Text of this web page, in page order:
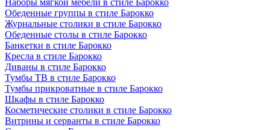
Наборы мягкой мебели в стиле Барокко
Обеденные группы в стиле Барокко
Журнальные столики в стиле Барокко
Обеденные столы в стиле Барокко
Банкетки в стиле Барокко
Кресла в стиле Барокко
Диваны в стиле Барокко
Тумбы ТВ в стиле Барокко
Тумбы прикроватные в стиле Барокко
Шкафы в стиле Барокко
Косметические столики в стиле Барокко
Витрины и серванты в стиле Барокко